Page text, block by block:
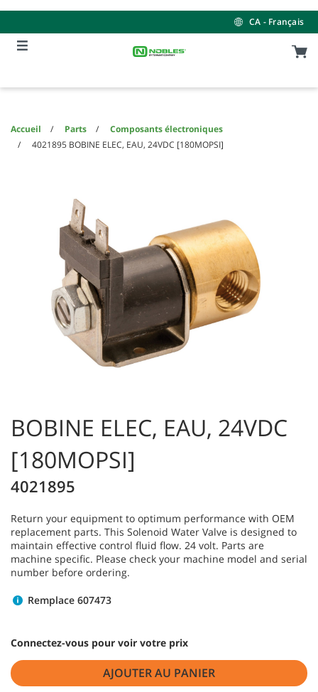
content
navigation
menu
CA - Français
Accueil Parts
Composants électroniques
4021895 BOBINE ELEC, EAU, 24VDC [180MOPSI]
BOBINE ELEC, EAU, 24VDC
[180MOPSI]
4021895
Return your equipment to optimum performance with OEM
replacement parts. This Solenoid Water Valve is designed to
maintain effective control fluid flow. 24 volt. Parts are
machine specific. Please check your machine model and serial
number before ordering.
Remplace 607473
Connectez-vous pour voir votre prix
AJOUTER AU PANIER